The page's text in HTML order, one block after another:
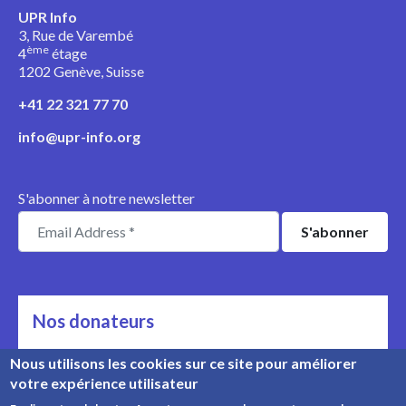
UPR Info
3, Rue de Varembé
4ème étage
1202 Genève, Suisse
+41 22 321 77 70
info@upr-info.org
S'abonner à notre newsletter
Nos donateurs
Ils nous soutiennent
Rencontrez nos donateurs
Nous utilisons les cookies sur ce site pour améliorer
votre expérience utilisateur